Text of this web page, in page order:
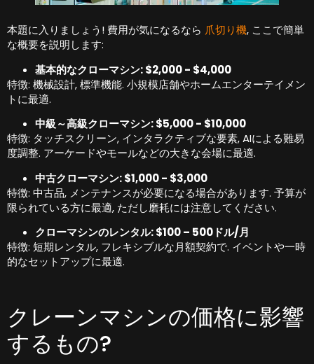
本題に入りましょう! 費用が気になるなら 爪切り機, ここで簡単
な概要を説明します:
基本的なクローマシン: $2,000 - $4,000
特徴: 機械設計, 標準機能. 小規模店舗やホームエンターテイメン
トに最適.
中級～高級クローマシン: $5,000 - $10,000
特徴: タッチスクリーン, インタラクティブな要素, AIによる難易
度調整. アーケードやモールなどの大きな会場に最適.
中古クローマシン: $1,000 - $3,000
特徴: 中古品, メンテナンスが必要になる場合があります. 予算が
限られている方に最適, ただし磨耗には注意してください.
クローマシンのレンタル: $100 – 500ドル/月
特徴: 短期レンタル, フレキシブルな月額契約で. イベントや一時
的なセットアップに最適.
クレーンマシンの価格に影響
するもの?